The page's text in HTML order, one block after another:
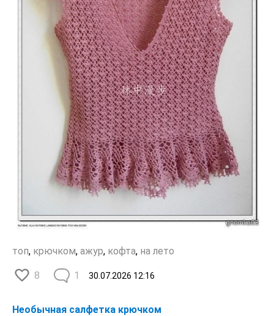
топ, крючком, ажур, кофта, на лето
8 30.07.2026 12:16
1
Необычная салфетка крючком